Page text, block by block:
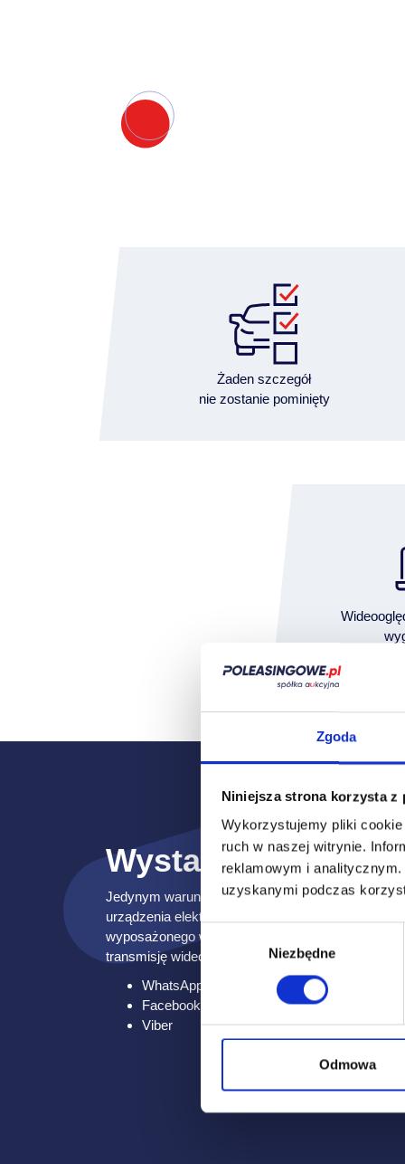
Zgoda
Niniejsza strona korzysta z
Wykorzystujemy pliki
ruch w naszej witrynie.
reklamowym i analitycznym.
uzyskanymi podczas
Wybór
zgody
Niezbędne
Odmowa
Żaden szczegół
nie zostanie pominięty
To proste i
Wystarczy
Jedynym warunkiem skorzystania z usługi
urządzenia elektronicznego posiadającego dostęp
wyposażonego w jedną z następujących aplikacji
transmisję wideo:
WhatsApp
Facebook Messenger
Viber